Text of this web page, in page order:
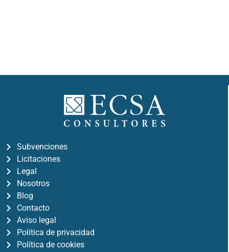
Subvenciones
Licitaciones
Legal
Nosotros
Blog
Contacto
Aviso legal
Política de privacidad
Política de cookies